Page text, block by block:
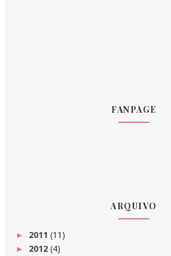
FANPAGE
ARQUIVO
► 2011 (11)
► 2012 (4)